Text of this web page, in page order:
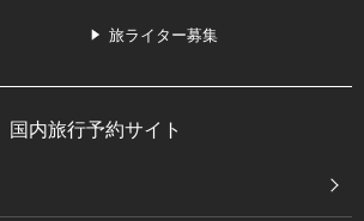
旅ライター募集
国内旅行予約サイト